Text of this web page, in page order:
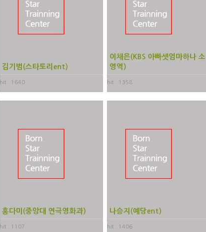
김기범(스타토리ent)
hit : 1640
이채은(KBS 아빠셋엄마하나 소
영역)
hit : 1358
홍다미(중앙대 연극영화과)
hit : 1107
나승지(예당ent)
hit : 1406